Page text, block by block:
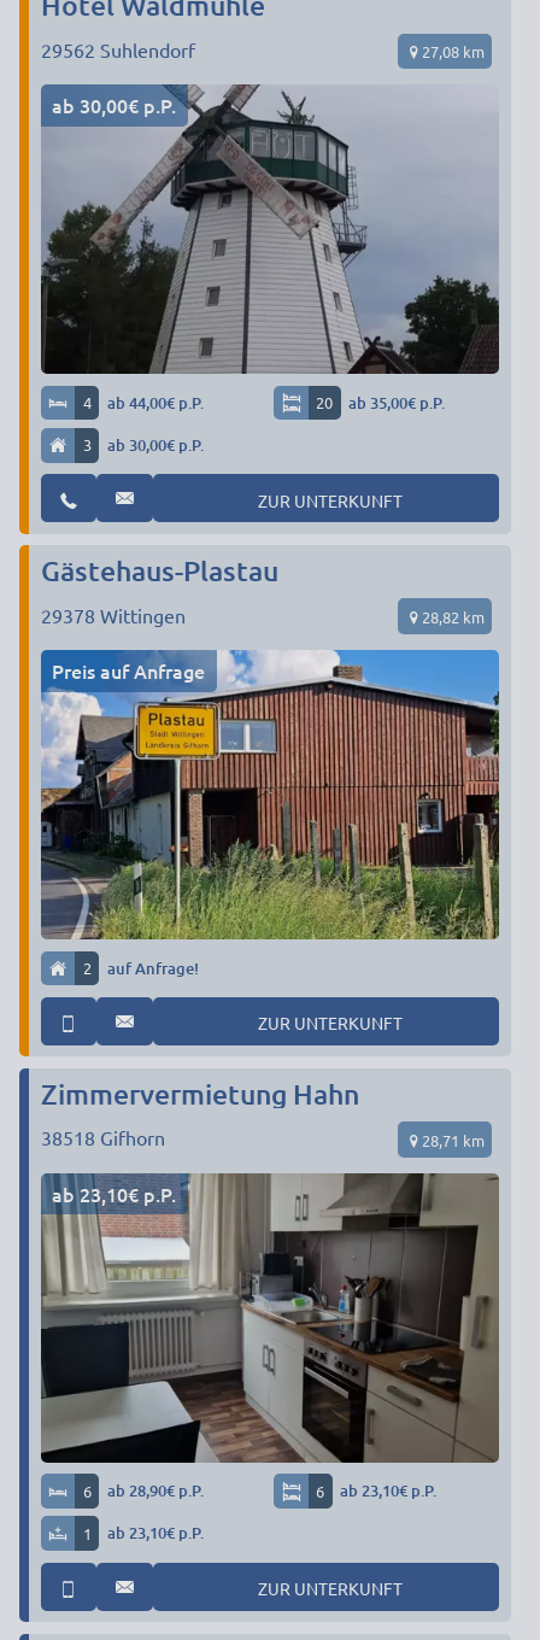
29562 Suhlendorf 27,08 km
ab 30,00€ p.P.
4 ab 44,00€ p.P. 20 ab 35,00€ p.P.
3 ab 30,00€ p.P.
ZUR UNTERKUNFT
Gästehaus-Plastau
29378 Wittingen 28,82 km
Preis auf Anfrage
2 auf Anfrage!
ZUR UNTERKUNFT
Zimmervermietung Hahn
38518 Gifhorn 28,71 km
ab 23,10€ p.P.
6 ab 28,90€ p.P. 6 ab 23,10€ p.P.
1 ab 23,10€ p.P.
ZUR UNTERKUNFT